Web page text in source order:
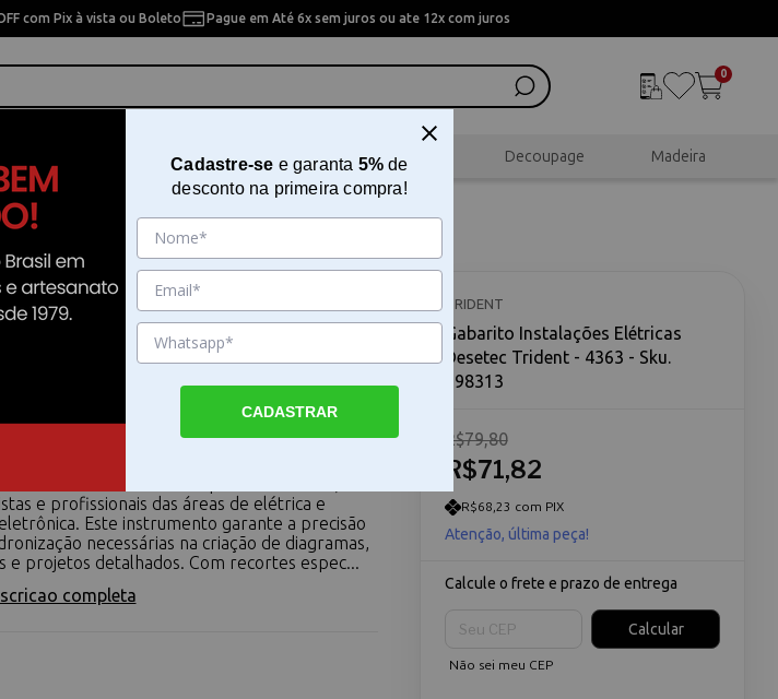
com Pix à vista ou Boleto Pague em Até 6x sem juros ou ate 12x com juros
0
Pintura Artesanal Scrapbook Decoupage Madeira
Instalações Elétricas Desetec
- 4363
Instalações Elétricas Desetec Trident O
e profissionais das áreas de elétrica e
Este instrumento garante a precisão
necessárias na criação de diagramas,
e projetos detalhados. Com recortes espec...
completa
TRIDENT
Gabarito Instalações Elétricas
Desetec Trident - 4363 - Sku.
198313
R$71,82
R$79,80
R$68,23 com PIX
Atenção, última peça!
Calcule o frete e prazo de entrega
Calcular
Não sei meu CEP
Cadastre-se e garanta 5%de
desconto na primeira compra!
CADASTRAR